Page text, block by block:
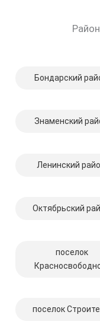
Бондарский
Знаменский
Ленинский
Октябрьский
поселок
поселок